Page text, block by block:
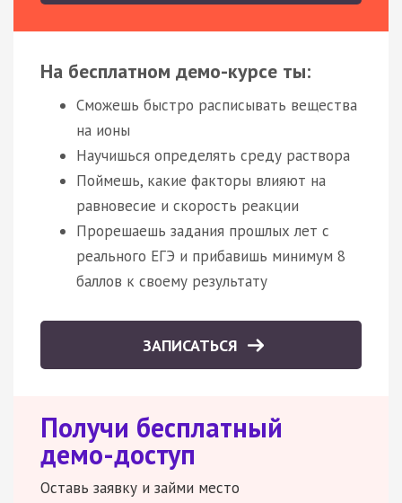
На бесплатном демо-курсе ты:
Сможешь быстро расписывать вещества
на ионы
Научишься определять среду раствора
Поймешь, какие факторы влияют на
равновесие и скорость реакции
Прорешаешь задания прошлых лет с
реального ЕГЭ и прибавишь минимум 8
баллов к своему результату
ЗАПИСАТЬСЯ
Получи бесплатный
демо-доступ
Оставь заявку и займи место